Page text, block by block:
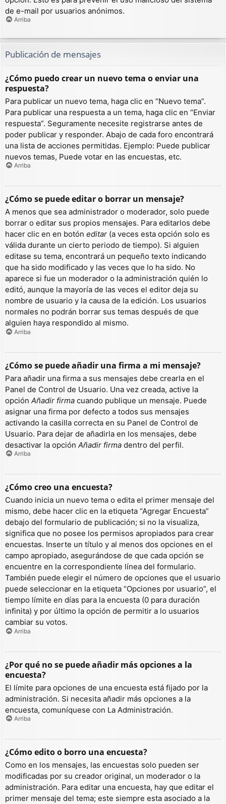
de e-mail por usuarios anónimos.
Arriba
Publicación de mensajes
¿Cómo puedo crear un nuevo tema o enviar una
respuesta?
Para publicar un nuevo tema, haga clic en “Nuevo tema”.
Para publicar una respuesta a un tema, haga clic en “Enviar
respuesta”. Seguramente necesite registrarse antes de
poder publicar y responder. Abajo de cada foro encontrará
una lista de acciones permitidas. Ejemplo: Puede publicar
nuevos temas, Puede votar en las encuestas, etc.
Arriba
¿Cómo se puede editar o borrar un mensaje?
A menos que sea administrador o moderador, solo puede
borrar o editar sus propios mensajes. Para editarlos debe
hacer clic en en botón editar (a veces esta opción solo es
válida durante un cierto periodo de tiempo). Si alguien
editase su tema, encontrará un pequeño texto indicando
que ha sido modificado y las veces que lo ha sido. No
aparece si fue un moderador o la administración quién lo
editó, aunque la mayoría de las veces el editor deja su
nombre de usuario y la causa de la edición. Los usuarios
normales no podrán borrar sus temas después de que
alguien haya respondido al mismo.
Arriba
¿Cómo se puede añadir una firma a mi mensaje?
Para añadir una firma a sus mensajes debe crearla en el
Panel de Control de Usuario. Una vez creada, active la
opción Añadir firma cuando publique un mensaje. Puede
asignar una firma por defecto a todos sus mensajes
activando la casilla correcta en su Panel de Control de
Usuario. Para dejar de añadirla en los mensajes, debe
desactivar la opción Añadir firma dentro del perfil.
Arriba
¿Cómo creo una encuesta?
Cuando inicia un nuevo tema o edita el primer mensaje del
mismo, debe hacer clic en la etiqueta “Agregar Encuesta”
debajo del formulario de publicación; si no la visualiza,
significa que no posee los permisos apropiados para crear
encuestas. Inserte un título y al menos dos opciones en el
campo apropiado, asegurándose de que cada opción se
encuentre en la correspondiente línea del formulario.
También puede elegir el número de opciones que el usuario
puede seleccionar en la etiqueta “Opciones por usuario”, el
tiempo límite en días para la encuesta (0 para duración
infinita) y por último la opción de permitir a lo usuarios
cambiar su votos.
Arriba
¿Por qué no se puede añadir más opciones a la
encuesta?
El límite para opciones de una encuesta está fijado por la
administración. Si necesita añadir más opciones a la
encuesta, comuníquese con La Administración.
Arriba
¿Cómo edito o borro una encuesta?
Como en los mensajes, las encuestas solo pueden ser
modificadas por su creador original, un moderador o la
administración. Para editar una encuesta, hay que editar el
primer mensaje del tema; este siempre esta asociado a la